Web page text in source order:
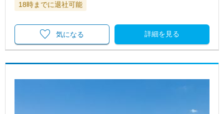
18時までに退社可能
詳細を見る
気になる